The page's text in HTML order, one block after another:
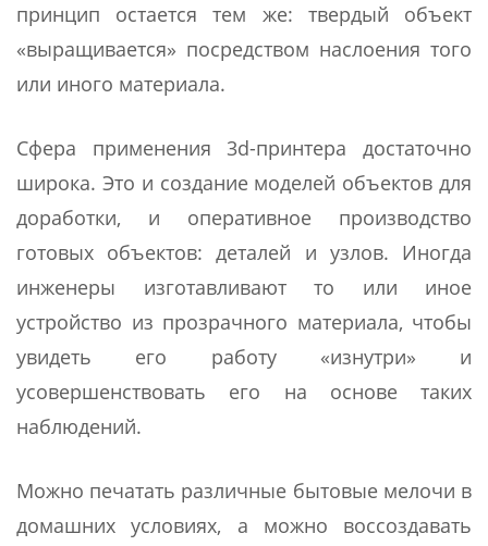
принцип остается тем же: твердый объект
«выращивается» посредством наслоения того
или иного материала.
Сфера применения 3d-принтера достаточно
широка. Это и создание моделей объектов для
доработки, и оперативное производство
готовых объектов: деталей и узлов. Иногда
инженеры изготавливают то или иное
устройство из прозрачного материала, чтобы
увидеть его работу «изнутри» и
усовершенствовать его на основе таких
наблюдений.
Можно печатать различные бытовые мелочи в
домашних условиях, а можно воссоздавать